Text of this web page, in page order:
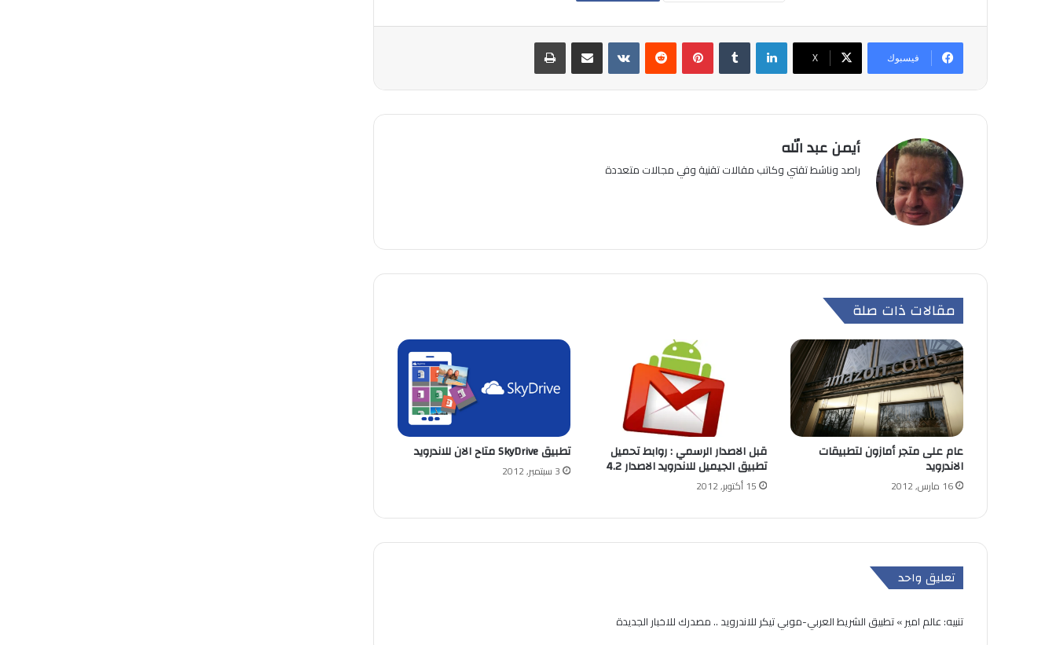
فيسبوك ‫X
لينكدإن بينتيريست مشاركة عبر البريد طباعة
أيمن عبد الله
راصد وناشط تقني وكاتب مقالات تقنية وفي مجالات متعددة
مقالات ذات صلة
عام على متجر أمازون لتطبيقات
الاندرويد
16 مارس, 2012
قبل الاصدار الرسمي : روابط تحميل
تطبيق الجيميل للاندرويد الاصدار 4.2
15 أكتوبر, 2012
تطبيق SkyDrive متاح الان للاندرويد
3 سبتمبر, 2012
تعليق واحد
تنبيه:عالم امير » تطبيق الشريط العربي-موبي تيكر للاندرويد .. مصدرك للاخبار الجديدة